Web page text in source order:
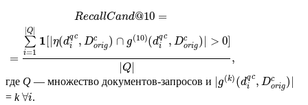
RecallCand@10 =
=
∑
i=1
|Q|
1 η(dq
i
c, Dc
orig) ∩ g(10)(dq
i
c , Dc
orig ) > 0
|Q|
,
где Q — множество документов-запросов и g(k) (dq
i
c, Dc
orig)
= k ∀i.